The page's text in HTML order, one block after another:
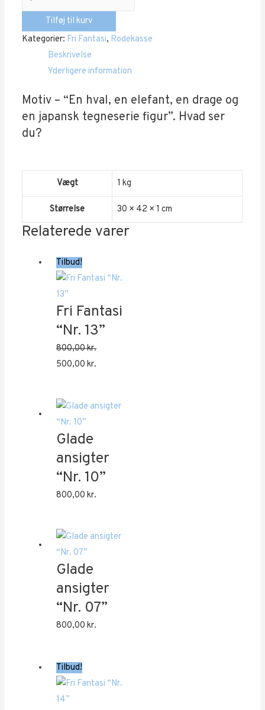
Fantasi
01”
Tilføj til kurv
Kategorier: Fri Fantasi, Rodekasse
Beskrivelse
Yderligere information
Motiv – “En hval, en elefant, en drage og
en japansk tegneserie figur”. Hvad ser
du?
Vægt 1 kg
Størrelse 30 × 42 × 1 cm
Relaterede varer
Tilbud!
Fri Fantasi
“Nr. 13”
800,00kr.
Den
pris
var:
800,00 kr..
500,00kr.
er:
Glade
ansigter
“Nr. 10”
800,00kr.
Glade
ansigter
“Nr. 07”
800,00kr.
Tilbud!